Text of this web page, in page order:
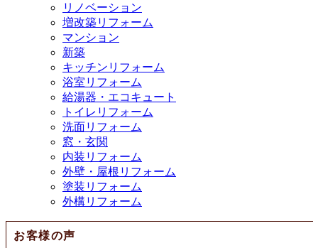
リノベーション
増改築リフォーム
マンション
新築
キッチンリフォーム
浴室リフォーム
給湯器・エコキュート
トイレリフォーム
洗面リフォーム
窓・玄関
内装リフォーム
外壁・屋根リフォーム
塗装リフォーム
外構リフォーム
お客様の声